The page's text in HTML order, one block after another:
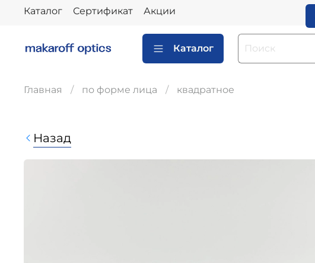
Каталог Сертификат Акции
Каталог
Главная по форме лица квадратное
Назад